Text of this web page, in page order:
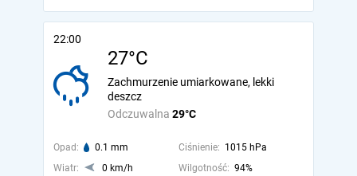
22:00
27°C
Odczuwalna 29°C
Zachmurzenie umiarkowane, lekki
deszcz
Opad: 0.1 mm Ciśnienie: 1015 hPa
Wiatr:
0 km/h Wilgotność: 94%